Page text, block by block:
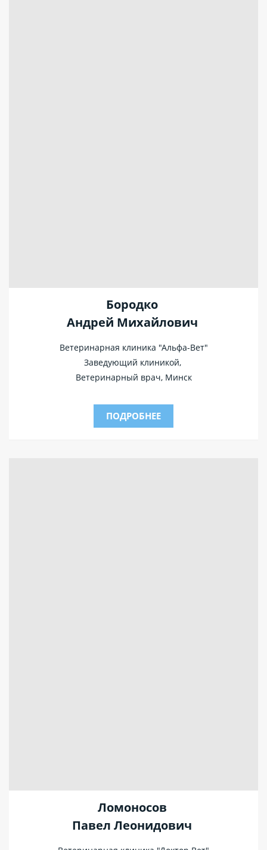
Бородко
Андрей Михайлович
Ветеринарная клиника "Альфа-Вет"
Заведующий клиникой,
Ветеринарный врач, Минск
ПОДРОБНЕЕ
Ломоносов
Павел Леонидович